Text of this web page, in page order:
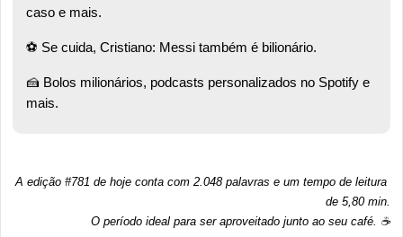
caso e mais.
⚽ Se cuida, Cristiano: Messi também é bilionário.
🍰 Bolos milionários, podcasts personalizados no Spotify e
mais.
A edição #781 de hoje conta com 2.048 palavras e um tempo de leitura
de 5,80 min.
O período ideal para ser aproveitado junto ao seu café. ☕